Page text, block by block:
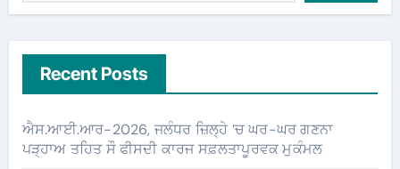
Recent Posts
ਐਸ.ਆਈ.ਆਰ-2026, ਜਲੰਧਰ ਜ਼ਿਲ੍ਹੇ ’ਚ ਘਰ-ਘਰ ਗਣਨਾ
ਪੜ੍ਹਾਅ ਤਹਿਤ ਸੌ ਫੀਸਦੀ ਕਾਰਜ ਸਫ਼ਲਤਾਪੂਰਵਕ ਮੁਕੰਮਲ